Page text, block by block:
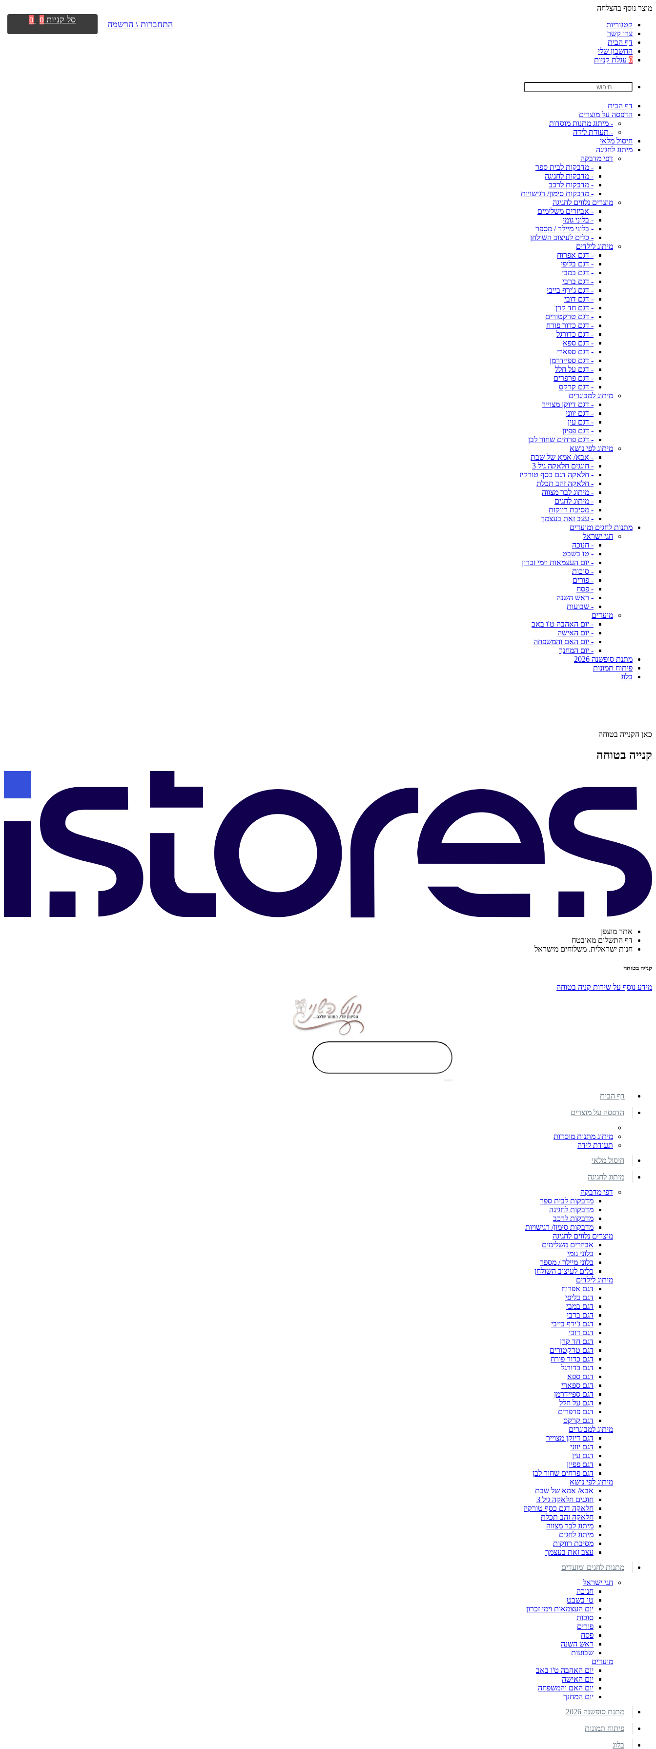
מוצר נוסף בהצלחה
קטגוריות
צרו קשר
דף הבית
החשבון שלי
0 עגלת קניות
דף הבית
הדפסה על מוצרים
- מיתוג מתנות מוסדות
- תעודת לידה
חיסול מלאי
מיתוג לחגיגה
דפי מדבקה
- מדבקות לבית ספר
- מדבקות לחגיגה
- מדבקות לרכב
- מדבקות סימון/ רגישויות
מוצרים נלווים לחגיגה
- אביזרים משלימים
- בלוני גומי
- בלוני מיילר / מספר
- כלים לעיצוב השולחן
מיתוג לילדים
- דגם אפרוח
- דגם בליפי
- דגם במבי
- דגם ברבי
- דגם ג'ירף בייבי
- דגם דובי
- דגם חד קרן
- דגם טרקטורים
- דגם כדור פורח
- דגם כדורגל
- דגם ספא
- דגם ספארי
- דגם ספיידרמן
- דגם על חלל
- דגם פרפרים
- דגם קרקס
מיתוג למבוגרים
- דגם דיוקן מצוייר
- דגם יווני
- דגם עין
- דגם פפיון
- דגם פרחים שחור לבן
מיתוג לפי נושא
- אבא/ אמא של שבת
- חוגגים חלאקה גיל 3
- חלאקה דגם כסף טורקיז
- חלאקה זהב תכלת
- מיתוג לבר מצווה
- מיתוג לחגים
- מסיבת רווקות
- עצב זאת בעצמך
מתנות לחגים ומועדים
חגי ישראל
- חנוכה
- טו בשבט
- יום העצמאות וימי זכרון
- סוכות
- פורים
- פסח
- ראש השנה
- שבועות
מועדים
- יום האהבה ט'ו באב
- יום האישה
- יום האם והמשפחה
- יום המחנך
מתנת סופשנה 2026
פיתוח תמונות
בלוג
כאן הקנייה בטוחה
קנייה בטוחה
אתר מוצפן
דף התשלום מאובטח
חנות ישראלית. משלוחים מישראל
קנייה בטוחה
מידע נוסף על שירות קניה בטוחה
התחברות \ הרשמה סל קניות 0
0
דף הבית
הדפסה על מוצרים
מיתוג מתנות מוסדות
תעודת לידה
חיסול מלאי
מיתוג לחגיגה
דפי מדבקה
מדבקות לבית ספר
מדבקות לחגיגה
מדבקות לרכב
מדבקות סימון/ רגישויות
מוצרים נלווים לחגיגה
אביזרים משלימים
בלוני גומי
בלוני מיילר / מספר
כלים לעיצוב השולחן
מיתוג לילדים
דגם אפרוח
דגם בליפי
דגם במבי
דגם ברבי
דגם ג'ירף בייבי
דגם דובי
דגם חד קרן
דגם טרקטורים
דגם כדור פורח
דגם כדורגל
דגם ספא
דגם ספארי
דגם ספיידרמן
דגם על חלל
דגם פרפרים
דגם קרקס
מיתוג למבוגרים
דגם דיוקן מצוייר
דגם יווני
דגם עין
דגם פפיון
דגם פרחים שחור לבן
מיתוג לפי נושא
אבא/ אמא של שבת
חוגגים חלאקה גיל 3
חלאקה דגם כסף טורקיז
חלאקה זהב תכלת
מיתוג לבר מצווה
מיתוג לחגים
מסיבת רווקות
עצב זאת בעצמך
מתנות לחגים ומועדים
חגי ישראל
חנוכה
טו בשבט
יום העצמאות וימי זכרון
סוכות
פורים
פסח
ראש השנה
שבועות
מועדים
יום האהבה ט'ו באב
יום האישה
יום האם והמשפחה
יום המחנך
מתנת סופשנה 2026
פיתוח תמונות
בלוג